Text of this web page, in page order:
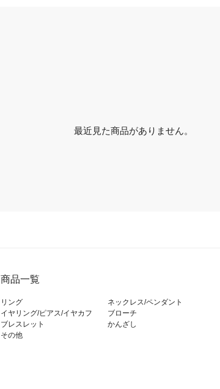
最近見た商品がありません。
商品一覧
リング
ネックレス/ペンダント
イヤリング/ピアス/イヤカフ
ブローチ
ブレスレット
かんざし
その他